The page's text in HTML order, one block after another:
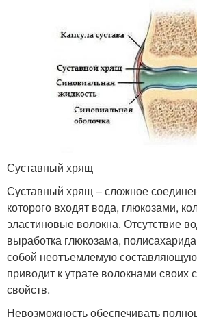
Суставный хрящ
Суставный хрящ – сложное
которого входят вода, глюкозами,
эластиновые волокна. Отсутствие
выработка глюкозама,
собой неотъемлемую
приводит к утрате волокнами своих
свойств.
Невозможность обеспечивать